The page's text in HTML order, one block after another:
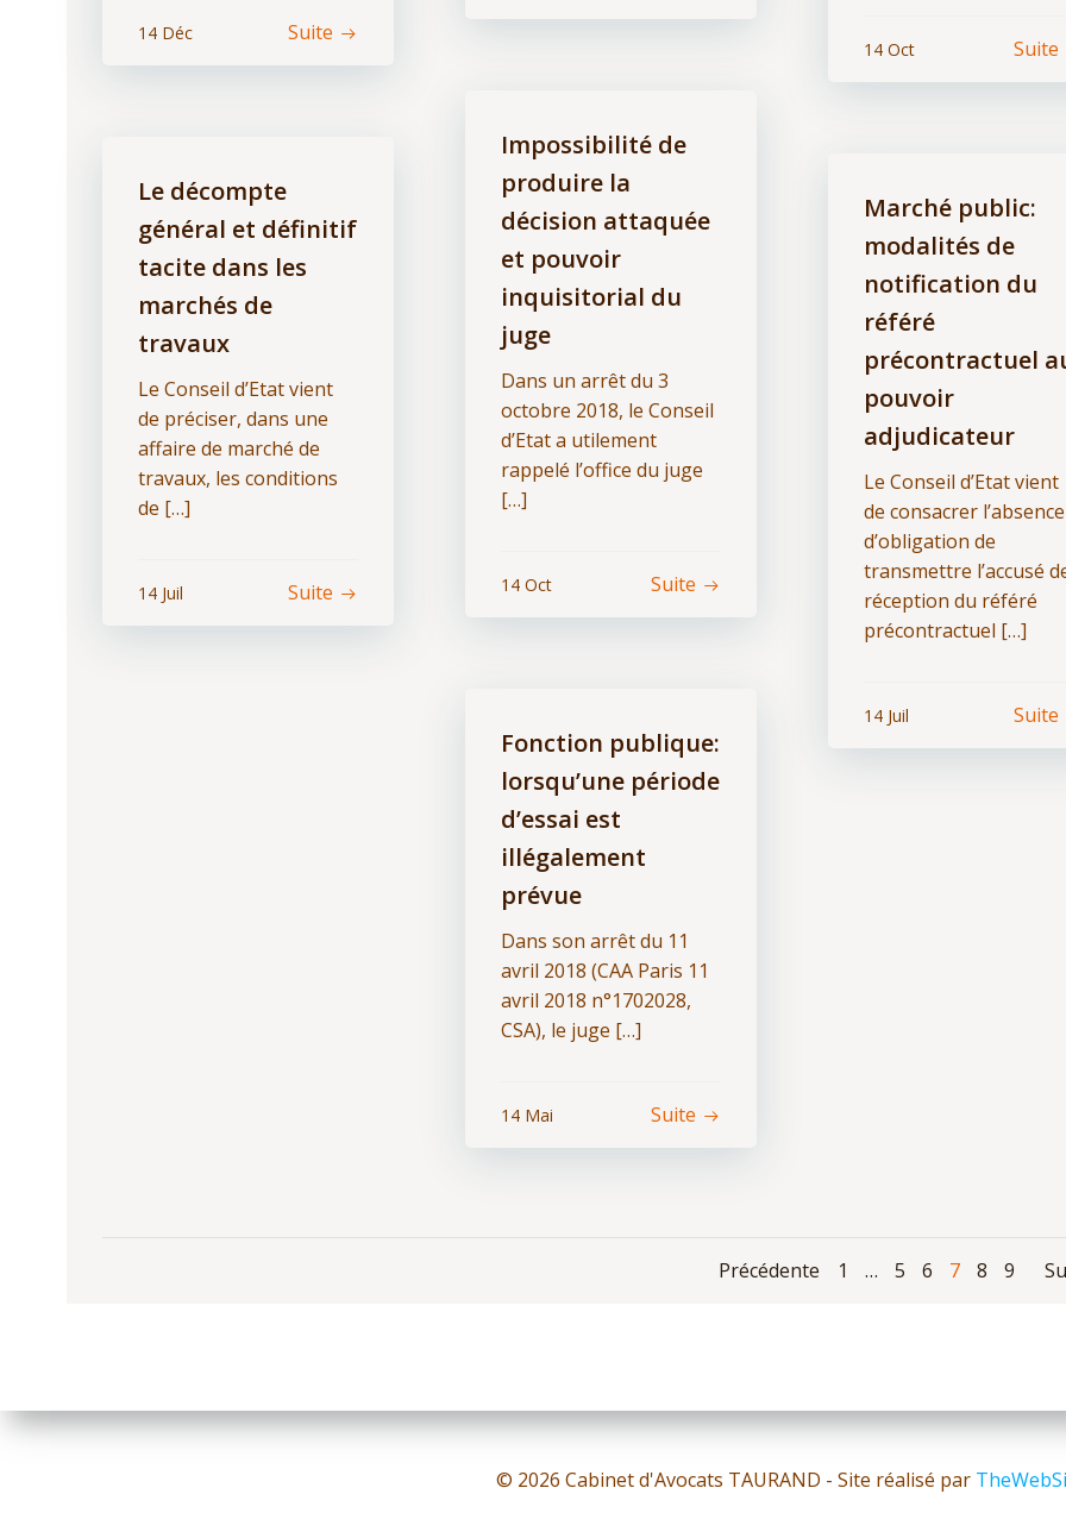
14 Déc Suite
14 Oct Suite
Impossibilité de
produire la
décision attaquée
et pouvoir
inquisitorial du
juge
Dans un arrêt du 3
octobre 2018, le Conseil
d’Etat a utilement
rappelé l’office du juge
[…]
14 Oct Suite
Le décompte
général et définitif
tacite dans les
marchés de
travaux
Le Conseil d’Etat vient
de préciser, dans une
affaire de marché de
travaux, les conditions
de […]
14 Juil Suite
Marché public:
modalités de
notification du
référé
précontractuel
pouvoir
adjudicateur
Le Conseil d’Etat vient
de consacrer l’absence
d’obligation de
transmettre l’accusé
réception du référé
précontractuel […]
14 Juil Suite
Fonction publique:
lorsqu’une période
d’essai est
illégalement
prévue
Dans son arrêt du 11
avril 2018 (CAA Paris 11
avril 2018 n°1702028,
CSA), le juge […]
14 Mai Suite
Posts
Précédente
Posts
Page
1 … Page
5 Page
6 Page
7 Page
8 Page
9
© 2026 Cabinet d'Avocats TAURAND - Site réalisé par